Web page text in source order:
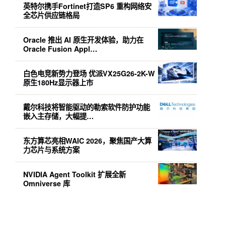
英特尔携手Fortinet打造SP6 重构网络安
全芯片供应链格局
Oracle 推出 AI 原生开发体验，助力在
Oracle Fusion Appl…
白色电竞新势力登场 优派VX25G26-2K-W
原生180Hz显示器上市
戴尔科技将智能驱动的勒索软件防护功能
嵌入主存储，大幅提…
东方算芯亮相WAIC 2026，聚焦国产大算
力芯片与系统方案
NVIDIA Agent Toolkit 扩展全新
Omniverse 库